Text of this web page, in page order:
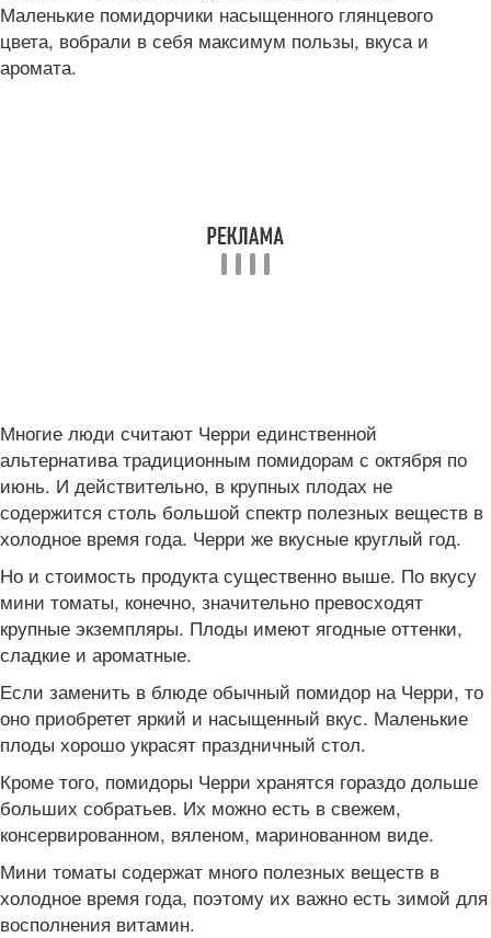
Маленькие помидорчики насыщенного глянцевого
цвета, вобрали в себя максимум пользы, вкуса и
аромата.
Многие люди считают Черри единственной
альтернатива традиционным помидорам с октября по
июнь. И действительно, в крупных плодах не
содержится столь большой спектр полезных веществ в
холодное время года. Черри же вкусные круглый год.
Но и стоимость продукта существенно выше. По вкусу
мини томаты, конечно, значительно превосходят
крупные экземпляры. Плоды имеют ягодные оттенки,
сладкие и ароматные.
Если заменить в блюде обычный помидор на Черри, то
оно приобретет яркий и насыщенный вкус. Маленькие
плоды хорошо украсят праздничный стол.
Кроме того, помидоры Черри хранятся гораздо дольше
больших собратьев. Их можно есть в свежем,
консервированном, вяленом, маринованном виде.
Мини томаты содержат много полезных веществ в
холодное время года, поэтому их важно есть зимой для
восполнения витамин.